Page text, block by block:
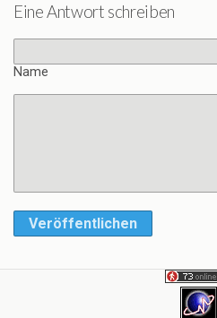
Eine Antwort schreiben
Name
Veröffentlichen